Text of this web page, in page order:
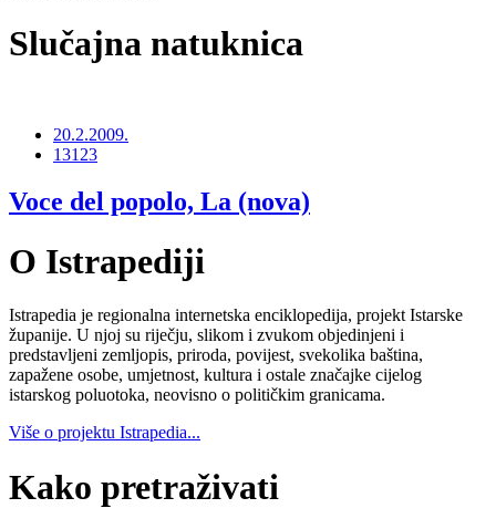
Slučajna natuknica
20.2.2009.
13123
Voce del popolo, La (nova)
O Istrapediji
Istrapedia je regionalna internetska enciklopedija, projekt Istarske
županije. U njoj su riječju, slikom i zvukom objedinjeni i
predstavljeni zemljopis, priroda, povijest, svekolika baština,
zapažene osobe, umjetnost, kultura i ostale značajke cijelog
istarskog poluotoka, neovisno o političkim granicama.
Više o projektu Istrapedia...
Kako pretraživati